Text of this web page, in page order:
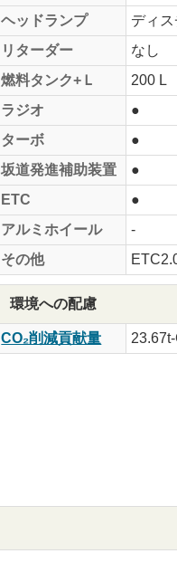
ヘッドランプ
ディ
リターダー
なし
燃料タンク+Ｌ
200 L
ラジオ
●
ターボ
●
坂道発進補助装置
●
ETC
●
アルミホイール
-
その他
環境への配慮
CO₂削減貢献量